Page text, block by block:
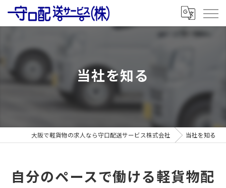
当社を知る
大阪で軽貨物の求人なら守口配送サービス株式会社 当社を知る
自分のペースで働ける軽貨物配